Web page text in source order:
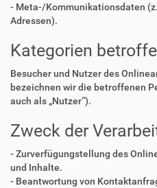
- Meta-/Kommunikationsdaten
Adressen).
Kategorien
Besucher und Nutzer des
bezeichnen wir die betroffenen
auch als „Nutzer“).
Zweck der
- Zurverfügungstellung des
und Inhalte.
- Beantwortung von